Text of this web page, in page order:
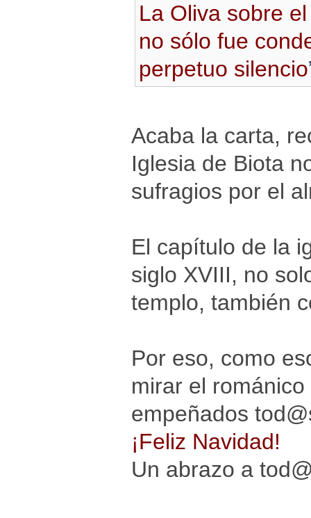
La Oliva sobre
no sólo fue
perpetuo silencio
Acaba la carta,
Iglesia de Biota
sufragios por el
El capítulo de la
siglo XVIII, no
templo, también
Por eso, como
mirar el
empeñados
¡Feliz Navidad!
Un abrazo a